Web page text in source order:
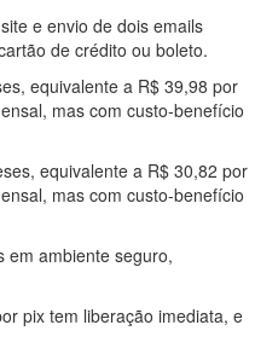
e envio de dois emails
de crédito ou boleto.
equivalente a R$ 39,98 por
mas com custo-benefício
equivalente a R$ 30,82 por
mas com custo-benefício
em ambiente seguro,
pix tem liberação imediata, e